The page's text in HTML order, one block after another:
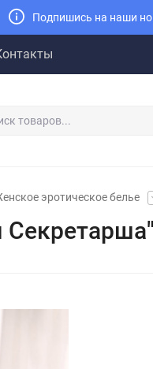
Подпишись на наши
эротическое белье
Секретарша"